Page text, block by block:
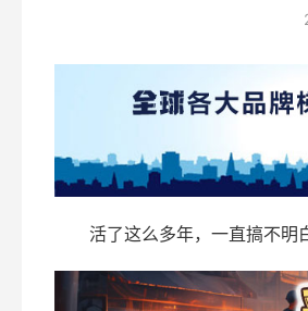
活了这么多年，一直搞不明